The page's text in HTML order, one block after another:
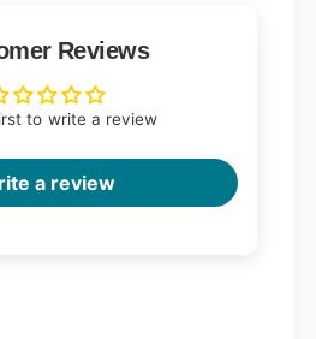
Reviews
to write a review
a review